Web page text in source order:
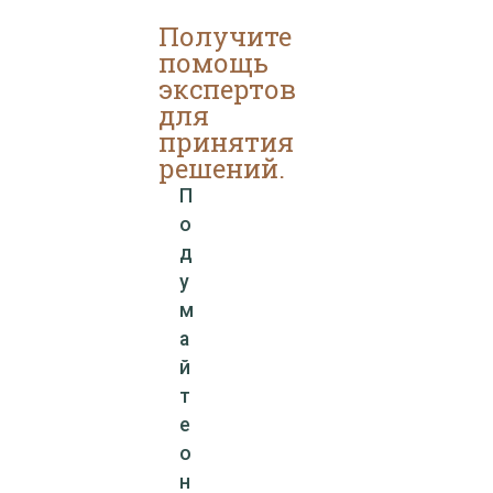
Получите
помощь
экспертов
для
принятия
решений.
П
о
д
у
м
а
й
т
е
о
н